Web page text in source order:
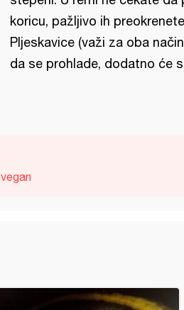
koricu, pažljivo ih
Pljeskavice (važi za oba
da se prohlade, dodatno će
vegan